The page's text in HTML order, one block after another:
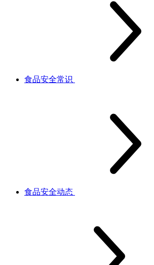
食品安全常识
食品安全动态